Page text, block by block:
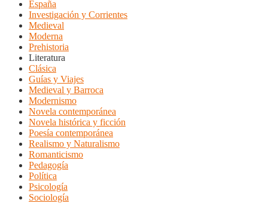
España
Investigación y Corrientes
Medieval
Moderna
Prehistoria
Literatura
Clásica
Guías y Viajes
Medieval y Barroca
Modernismo
Novela contemporánea
Novela histórica y ficción
Poesía contemporánea
Realismo y Naturalismo
Romanticismo
Pedagogía
Política
Psicología
Sociología